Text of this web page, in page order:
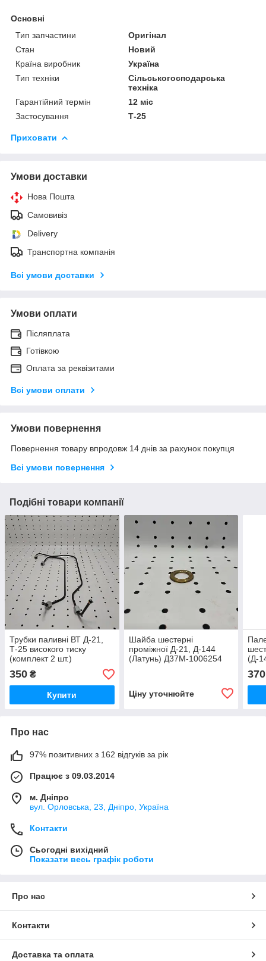
Основні
Тип запчастини
Оригінал
Стан
Новий
Країна виробник
Україна
Тип техніки
Сільськогосподарська
техніка
Гарантійний термін
12 міс
Застосування
Т-25
Приховати
Умови доставки
Нова Пошта
Самовивіз
Delivery
Транспортна компанія
Всі умови доставки
Умови оплати
Післяплата
Готівкою
Оплата за реквізитами
Всі умови оплати
Умови повернення
Повернення товару впродовж 14 днів за рахунок покупця
Всі умови повернення
Подібні товари компанії
Трубки паливні ВТ Д-21,
Т-25 високого тиску
(комплект 2 шт.)
Д37М-1104200-11
350 ₴
Купити
Шайба шестерні
проміжної Д-21, Д-144
(Латунь) Д37М-1006254
Ціну уточнюйте
(Д-
370
Про нас
97% позитивних з 162 відгуків за рік
Працює з 09.03.2014
м. Дніпро
вул. Орловська, 23, Дніпро, Україна
Контакти
Сьогодні вихідний
Показати весь графік роботи
Про нас
Контакти
Доставка та оплата